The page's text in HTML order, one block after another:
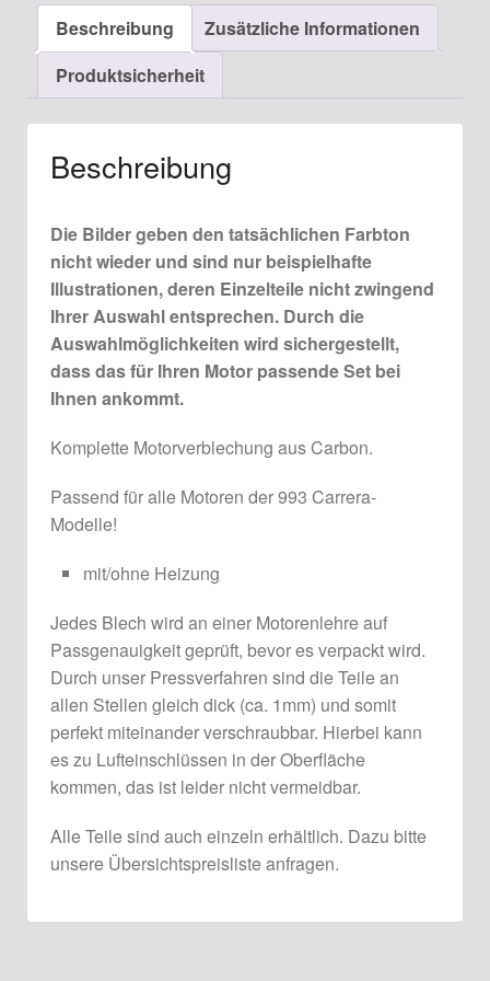
Menge
Beschreibung
Zusätzliche Informationen
Produktsicherheit
Beschreibung
Die Bilder geben den tatsächlichen Farbton
nicht wieder und sind nur beispielhafte
Illustrationen, deren Einzelteile nicht zwingend
Ihrer Auswahl entsprechen. Durch die
Auswahlmöglichkeiten wird sichergestellt,
dass das für Ihren Motor passende Set bei
Ihnen ankommt.
Komplette Motorverblechung aus Carbon.
Passend für alle Motoren der 993 Carrera-
Modelle!
mit/ohne Heizung
Jedes Blech wird an einer Motorenlehre auf
Passgenauigkeit geprüft, bevor es verpackt wird.
Durch unser Pressverfahren sind die Teile an
allen Stellen gleich dick (ca. 1mm) und somit
perfekt miteinander verschraubbar. Hierbei kann
es zu Lufteinschlüssen in der Oberfläche
kommen, das ist leider nicht vermeidbar.
Alle Teile sind auch einzeln erhältlich. Dazu bitte
unsere Übersichtspreisliste anfragen.